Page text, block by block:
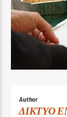
Author
ΔΙΚΤΥΟ